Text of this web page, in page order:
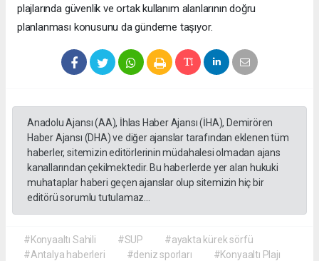
plajlarında güvenlik ve ortak kullanım alanlarının doğru
planlanması konusunu da gündeme taşıyor.
Anadolu Ajansı (AA), İhlas Haber Ajansı (İHA), Demirören
Haber Ajansı (DHA) ve diğer ajanslar tarafından eklenen tüm
haberler, sitemizin editörlerinin müdahalesi olmadan ajans
kanallarından çekilmektedir. Bu haberlerde yer alan hukuki
muhataplar haberi geçen ajanslar olup sitemizin hiç bir
editörü sorumlu tutulamaz...
#Konyaaltı Sahili #SUP
#ayakta kürek sörfü
#Antalya haberleri
#deniz sporları #Konyaaltı Plajı